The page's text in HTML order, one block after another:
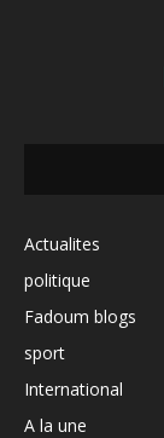
Actualites
politique
Fadoum blogs
sport
International
A la une